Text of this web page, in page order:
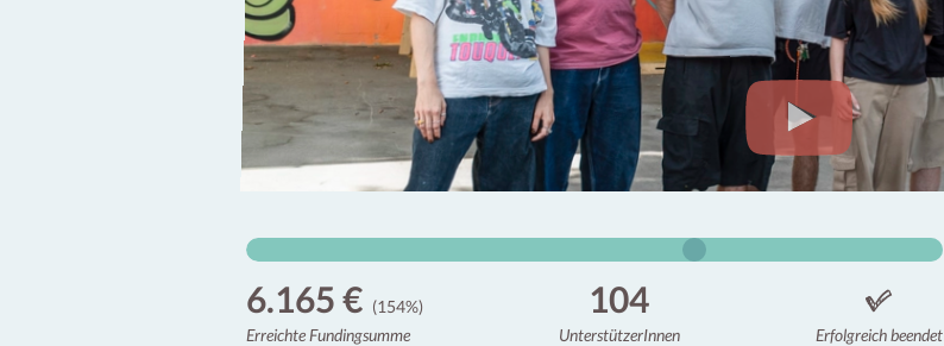
6.165 € (154%)
Erreichte Fundingsumme
104
UnterstützerInnen Erfolgreich beendet